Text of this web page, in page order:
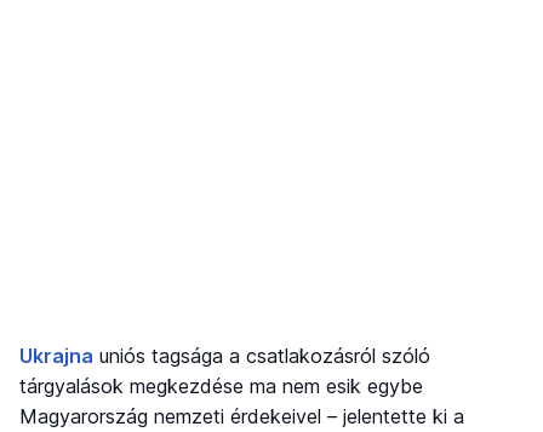
Ukrajna uniós tagsága a csatlakozásról szóló
tárgyalások megkezdése ma nem esik egybe
Magyarország nemzeti érdekeivel – jelentette ki a